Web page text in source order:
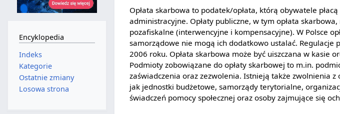
Opłata skarbowa to podatek/opłata, którą obywatele
administracyjne. Opłaty publiczne, w tym opłata
pozafiskalne (interwencyjne i kompensacyjne). W Polsce
samorządowe nie mogą ich dodatkowo ustalać. Regulacje
2006 roku. Opłata skarbowa może być uiszczana w kasie
Podmioty zobowiązane do opłaty skarbowej to m.in.
zaświadczenia oraz zezwolenia. Istnieją także zwolnienia
jak jednostki budżetowe, samorządy terytorialne,
świadczeń pomocy społecznej oraz osoby zajmujące się
Encyklopedia
Indeks
Kategorie
Ostatnie zmiany
Losowa strona